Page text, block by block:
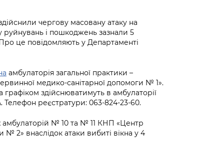
Статистика
Звернення громадян
та медицина
та навчальні
транспорт та
міста
Безпека та
правопорядок
Іноземцям / For
foreigners
Громадський
бюджет
обмеженим
доступом
онлайн
Проекти
нормативно-
інших актів
чергову масовану атаку на
руйнувань і пошкоджень зазнали 5
це повідомляють у Департаменті
амбулаторія загальної практики –
медико-санітарної допомоги № 1».
графіком здійснюватимуть в амбулаторії
реєстратури: 063-824-23-60.
амбулаторій № 10 та № 11 КНП «Центр
2» внаслідок атаки вибиті вікна у 4